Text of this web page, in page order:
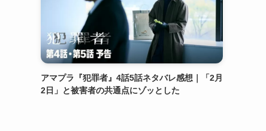
アマプラ『犯罪者』4話5話ネタバレ感想｜「2月
2日」と被害者の共通点にゾッとした